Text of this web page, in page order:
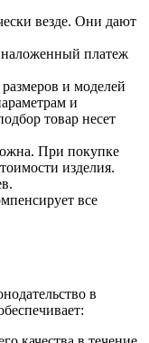
везде. Они дают
наложенный платеж
и моделей
и
товар несет
При покупке
изделия.
все
в